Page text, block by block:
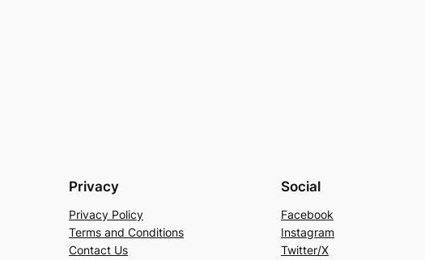
Privacy
Privacy Policy
Terms and Conditions
Contact Us
Social
Facebook
Instagram
Twitter/X